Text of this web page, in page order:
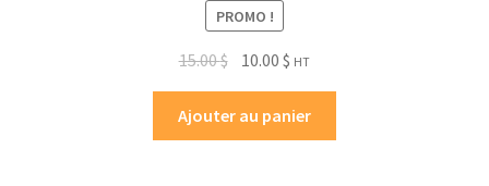
PROMO !
15.00$ 10.00$ HT
Ajouter au panier